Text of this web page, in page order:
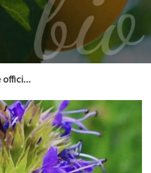
Hysope officinale - Pot 1l - 1 an